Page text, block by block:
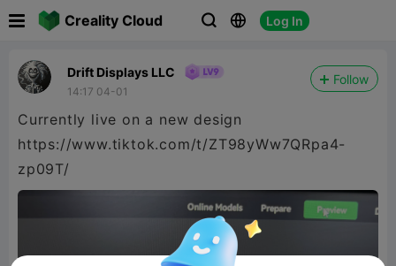
Creality Cloud   Log In
Drift Displays LLC
14:17 04-01
Follow
Currently live on a new design
https://www.tiktok.com/t/ZT98yWw7QRpa4-
zp09T/